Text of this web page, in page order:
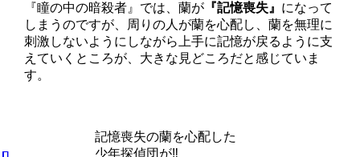
『瞳の中の暗殺者』では、蘭が 『記憶喪失』 になって
しまうのですが、周りの人が蘭を心配し、蘭を無理に
刺激しないようにしながら上手に記憶が戻るように支
えていくところが、大きな見どころだと感じていま
す。
記憶喪失の蘭を心配した
少年探偵団が‼️